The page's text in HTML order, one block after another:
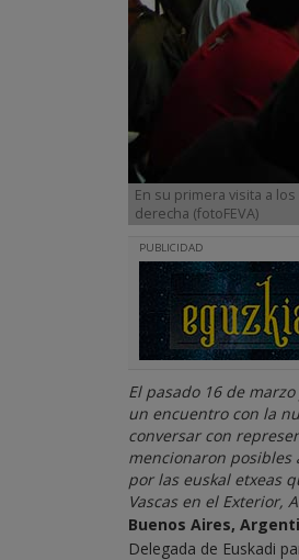
En su primera visita a
derecha (fotoFEVA)
PUBLICIDAD
El pasado 16 de
un encuentro con la
conversar con
mencionaron posibles
por las euskal etxeas
Vascas en el Exterior,
Buenos Aires,
Delegada de Euskadi